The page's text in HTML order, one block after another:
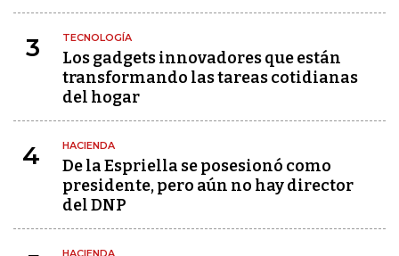
3 TECNOLOGÍA
Los gadgets innovadores que están
transformando las tareas cotidianas
del hogar
4 HACIENDA
De la Espriella se posesionó como
presidente, pero aún no hay director
del DNP
HACIENDA